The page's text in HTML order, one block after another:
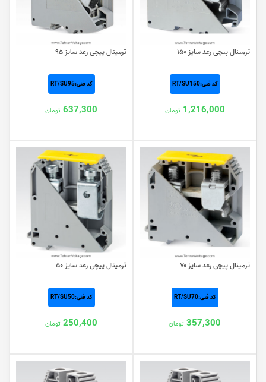
ترمینال پیچی رعد سایز ۱۵۰
کد فنی:RT/SU150
1,216,000 تومان
ترمینال پیچی رعد سایز ۹۵
کد فنی:RT/SU95
637,300 تومان
ترمینال پیچی رعد سایز ۷۰
کد فنی:RT/SU70
357,300 تومان
ترمینال پیچی رعد سایز ۵۰
کد فنی:RT/SU50
250,400 تومان